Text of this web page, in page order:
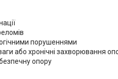
порушеннями
або хронічні захворювання
опору